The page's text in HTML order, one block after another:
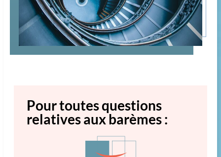
Pour toutes questions
relatives aux barèmes :